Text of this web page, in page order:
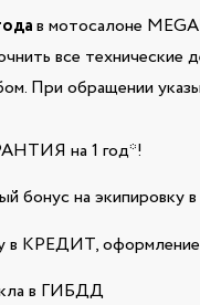
в мотосалоне
все технические
При обращении
на 1 год*!
бонус на экипировку
КРЕДИТ, оформление
в ГИБДД